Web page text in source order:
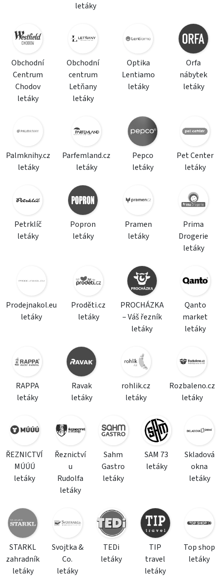
letáky
Obchodní
Centrum
Chodov
letáky
Obchodní
centrum
Letňany
letáky
Optika
Lentiamo
letáky
Orfa
nábytek
letáky
Palmknihy.cz
letáky
Parfemland.cz
letáky
Pepco
letáky
Pet Center
letáky
Petrklíč
letáky
Popron
letáky
Pramen
letáky
Prima
Drogerie
letáky
Prodejnakol.eu
letáky
Proděti.cz
letáky
PROCHÁZKA
– Váš řezník
letáky
Qanto
market
letáky
RAPPA
letáky
Ravak
letáky
rohlik.cz
letáky
Rozbaleno.cz
letáky
ŘEZNICTVÍ
MÚÚÚ
letáky
Řeznictví
u
Rudolfa
letáky
Sahm
Gastro
letáky
SAM 73
letáky
Skladová
okna
letáky
STARKL
zahradník
letáky
Svojtka &
Co.
letáky
TEDi
letáky
TIP
travel
letáky
Top shop
letáky